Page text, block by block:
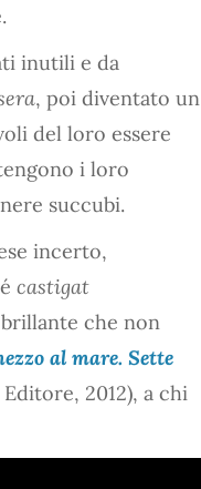
inutili e da
, poi diventato un
del loro essere
i loro
succubi.
incerto,
castigat
che non
al mare. Sette
Editore, 2012), a chi